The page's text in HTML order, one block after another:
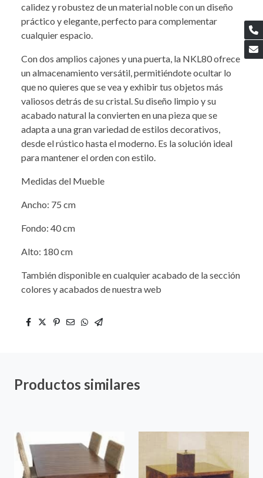
calidez y robustez de un material noble con un diseño
práctico y elegante, perfecto para complementar
cualquier espacio.
Con dos amplios cajones y una puerta, la NKL80 ofrece
un almacenamiento versátil, permitiéndote ocultar lo
que no quieres que se vea y exhibir tus objetos más
valiosos detrás de su cristal. Su diseño limpio y su
acabado natural la convierten en una pieza que se
adapta a una gran variedad de estilos decorativos,
desde el rústico hasta el moderno. Es la solución ideal
para mantener el orden con estilo.
Medidas del Mueble
Ancho: 75 cm
Fondo: 40 cm
Alto: 180 cm
También disponible en cualquier acabado de la sección
colores y acabados de nuestra web
Productos similares